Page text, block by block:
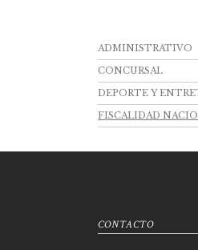
ADMINISTRATIVO
CONCURSAL
DEPORTE Y
FISCALIDAD
CONTACTO